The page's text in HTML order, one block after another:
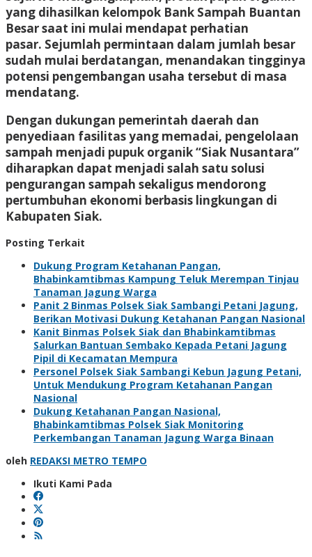
yang dihasilkan kelompok Bank Sampah Buantan
Besar saat ini mulai mendapat perhatian
pasar. Sejumlah permintaan dalam jumlah besar
sudah mulai berdatangan, menandakan tingginya
potensi pengembangan usaha tersebut di masa
mendatang.
Dengan dukungan pemerintah daerah dan
penyediaan fasilitas yang memadai, pengelolaan
sampah menjadi pupuk organik “Siak Nusantara”
diharapkan dapat menjadi salah satu solusi
pengurangan sampah sekaligus mendorong
pertumbuhan ekonomi berbasis lingkungan di
Kabupaten Siak.
Posting Terkait
Dukung Program Ketahanan Pangan,
Bhabinkamtibmas Kampung Teluk Merempan Tinjau
Tanaman Jagung Warga
Panit 2 Binmas Polsek Siak Sambangi Petani Jagung,
Berikan Motivasi Dukung Ketahanan Pangan Nasional
Kanit Binmas Polsek Siak dan Bhabinkamtibmas
Salurkan Bantuan Sembako Kepada Petani Jagung
Pipil di Kecamatan Mempura
Personel Polsek Siak Sambangi Kebun Jagung Petani,
Untuk Mendukung Program Ketahanan Pangan
Nasional
Dukung Ketahanan Pangan Nasional,
Bhabinkamtibmas Polsek Siak Monitoring
Perkembangan Tanaman Jagung Warga Binaan
oleh REDAKSI METRO TEMPO
Ikuti Kami Pada